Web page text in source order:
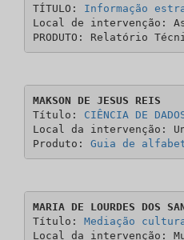
TÍTULO: Informação
Local de intervenção:
PRODUTO: Relatório
MAKSON DE JESUS REIS
Título: CIÊNCIA DE
Local da intervenção:
Produto: Guia de
MARIA DE LOURDES DOS
Título: Mediação
Local da intervenção: